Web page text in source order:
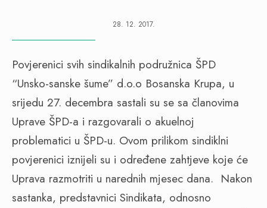
28. 12. 2017.
Povjerenici svih sindikalnih podružnica ŠPD
“Unsko-sanske šume” d.o.o Bosanska Krupa, u
srijedu 27. decembra sastali su se sa članovima
Uprave ŠPD-a i razgovarali o akuelnoj
problematici u ŠPD-u. Ovom prilikom sindiklni
povjerenici iznijeli su i određene zahtjeve koje će
Uprava razmotriti u narednih mjesec dana. Nakon
sastanka, predstavnici Sindikata, odnosno